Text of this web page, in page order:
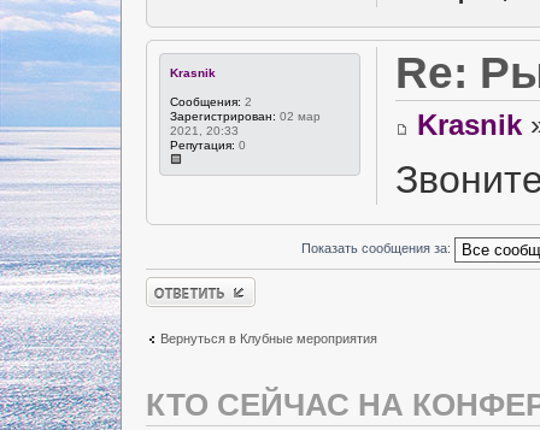
Krasnik
Сообщения: 2
Зарегистрирован: 02 мар
2021, 20:33
Репутация: 0
Re:
Krasnik
Показать сообщения за:
Ответить
Вернуться в Клубные мероприятия
КТО СЕЙЧАС НА